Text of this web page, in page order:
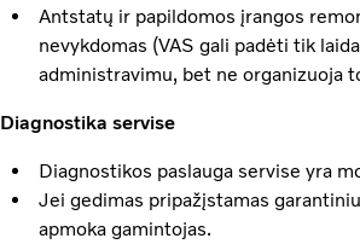
Antstatų ir papildomos įrangos
nevykdomas (VAS gali padėti tik
administravimu, bet ne organizuoja
Diagnostika servise
Diagnostikos paslauga servise yra
Jei gedimas pripažįstamas
apmoka gamintojas.